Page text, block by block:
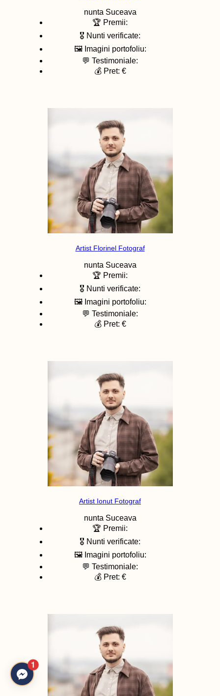
nunta Suceava
🏆 Premii:
🎖️ Nunti verificate:
🖼️ Imagini portofoliu:
💬 Testimoniale:
💰 Pret: €
Artist Florinel Fotograf
nunta Suceava
🏆 Premii:
🎖️ Nunti verificate:
🖼️ Imagini portofoliu:
💬 Testimoniale:
💰 Pret: €
Artist Ionut Fotograf
nunta Suceava
🏆 Premii:
🎖️ Nunti verificate:
🖼️ Imagini portofoliu:
💬 Testimoniale:
💰 Pret: €